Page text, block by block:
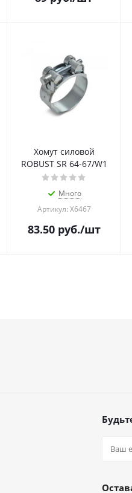
Хомут силовой
ROBUST SR 64-67/W1
Много
Артикул: Х6467
83.50руб./шт